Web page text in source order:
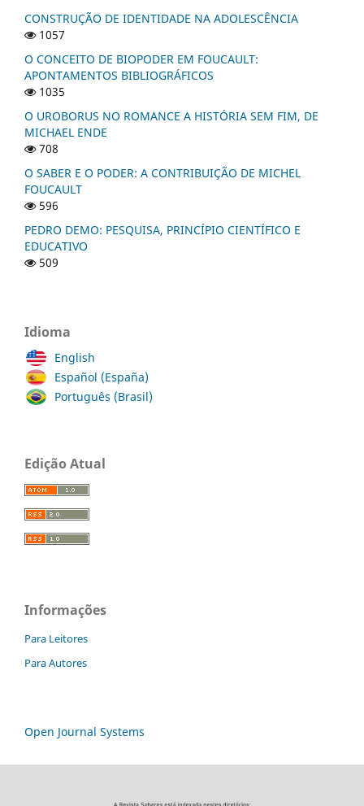
CONSTRUÇÃO DE IDENTIDADE NA ADOLESCÊNCIA
1057
O CONCEITO DE BIOPODER EM FOUCAULT:
APONTAMENTOS BIBLIOGRÁFICOS
1035
O UROBORUS NO ROMANCE A HISTÓRIA SEM FIM, DE
MICHAEL ENDE
708
O SABER E O PODER: A CONTRIBUIÇÃO DE MICHEL
FOUCAULT
596
PEDRO DEMO: PESQUISA, PRINCÍPIO CIENTÍFICO E
EDUCATIVO
509
Idioma
English
Español (España)
Português (Brasil)
Edição Atual
Informações
Para Leitores
Para Autores
Open Journal Systems